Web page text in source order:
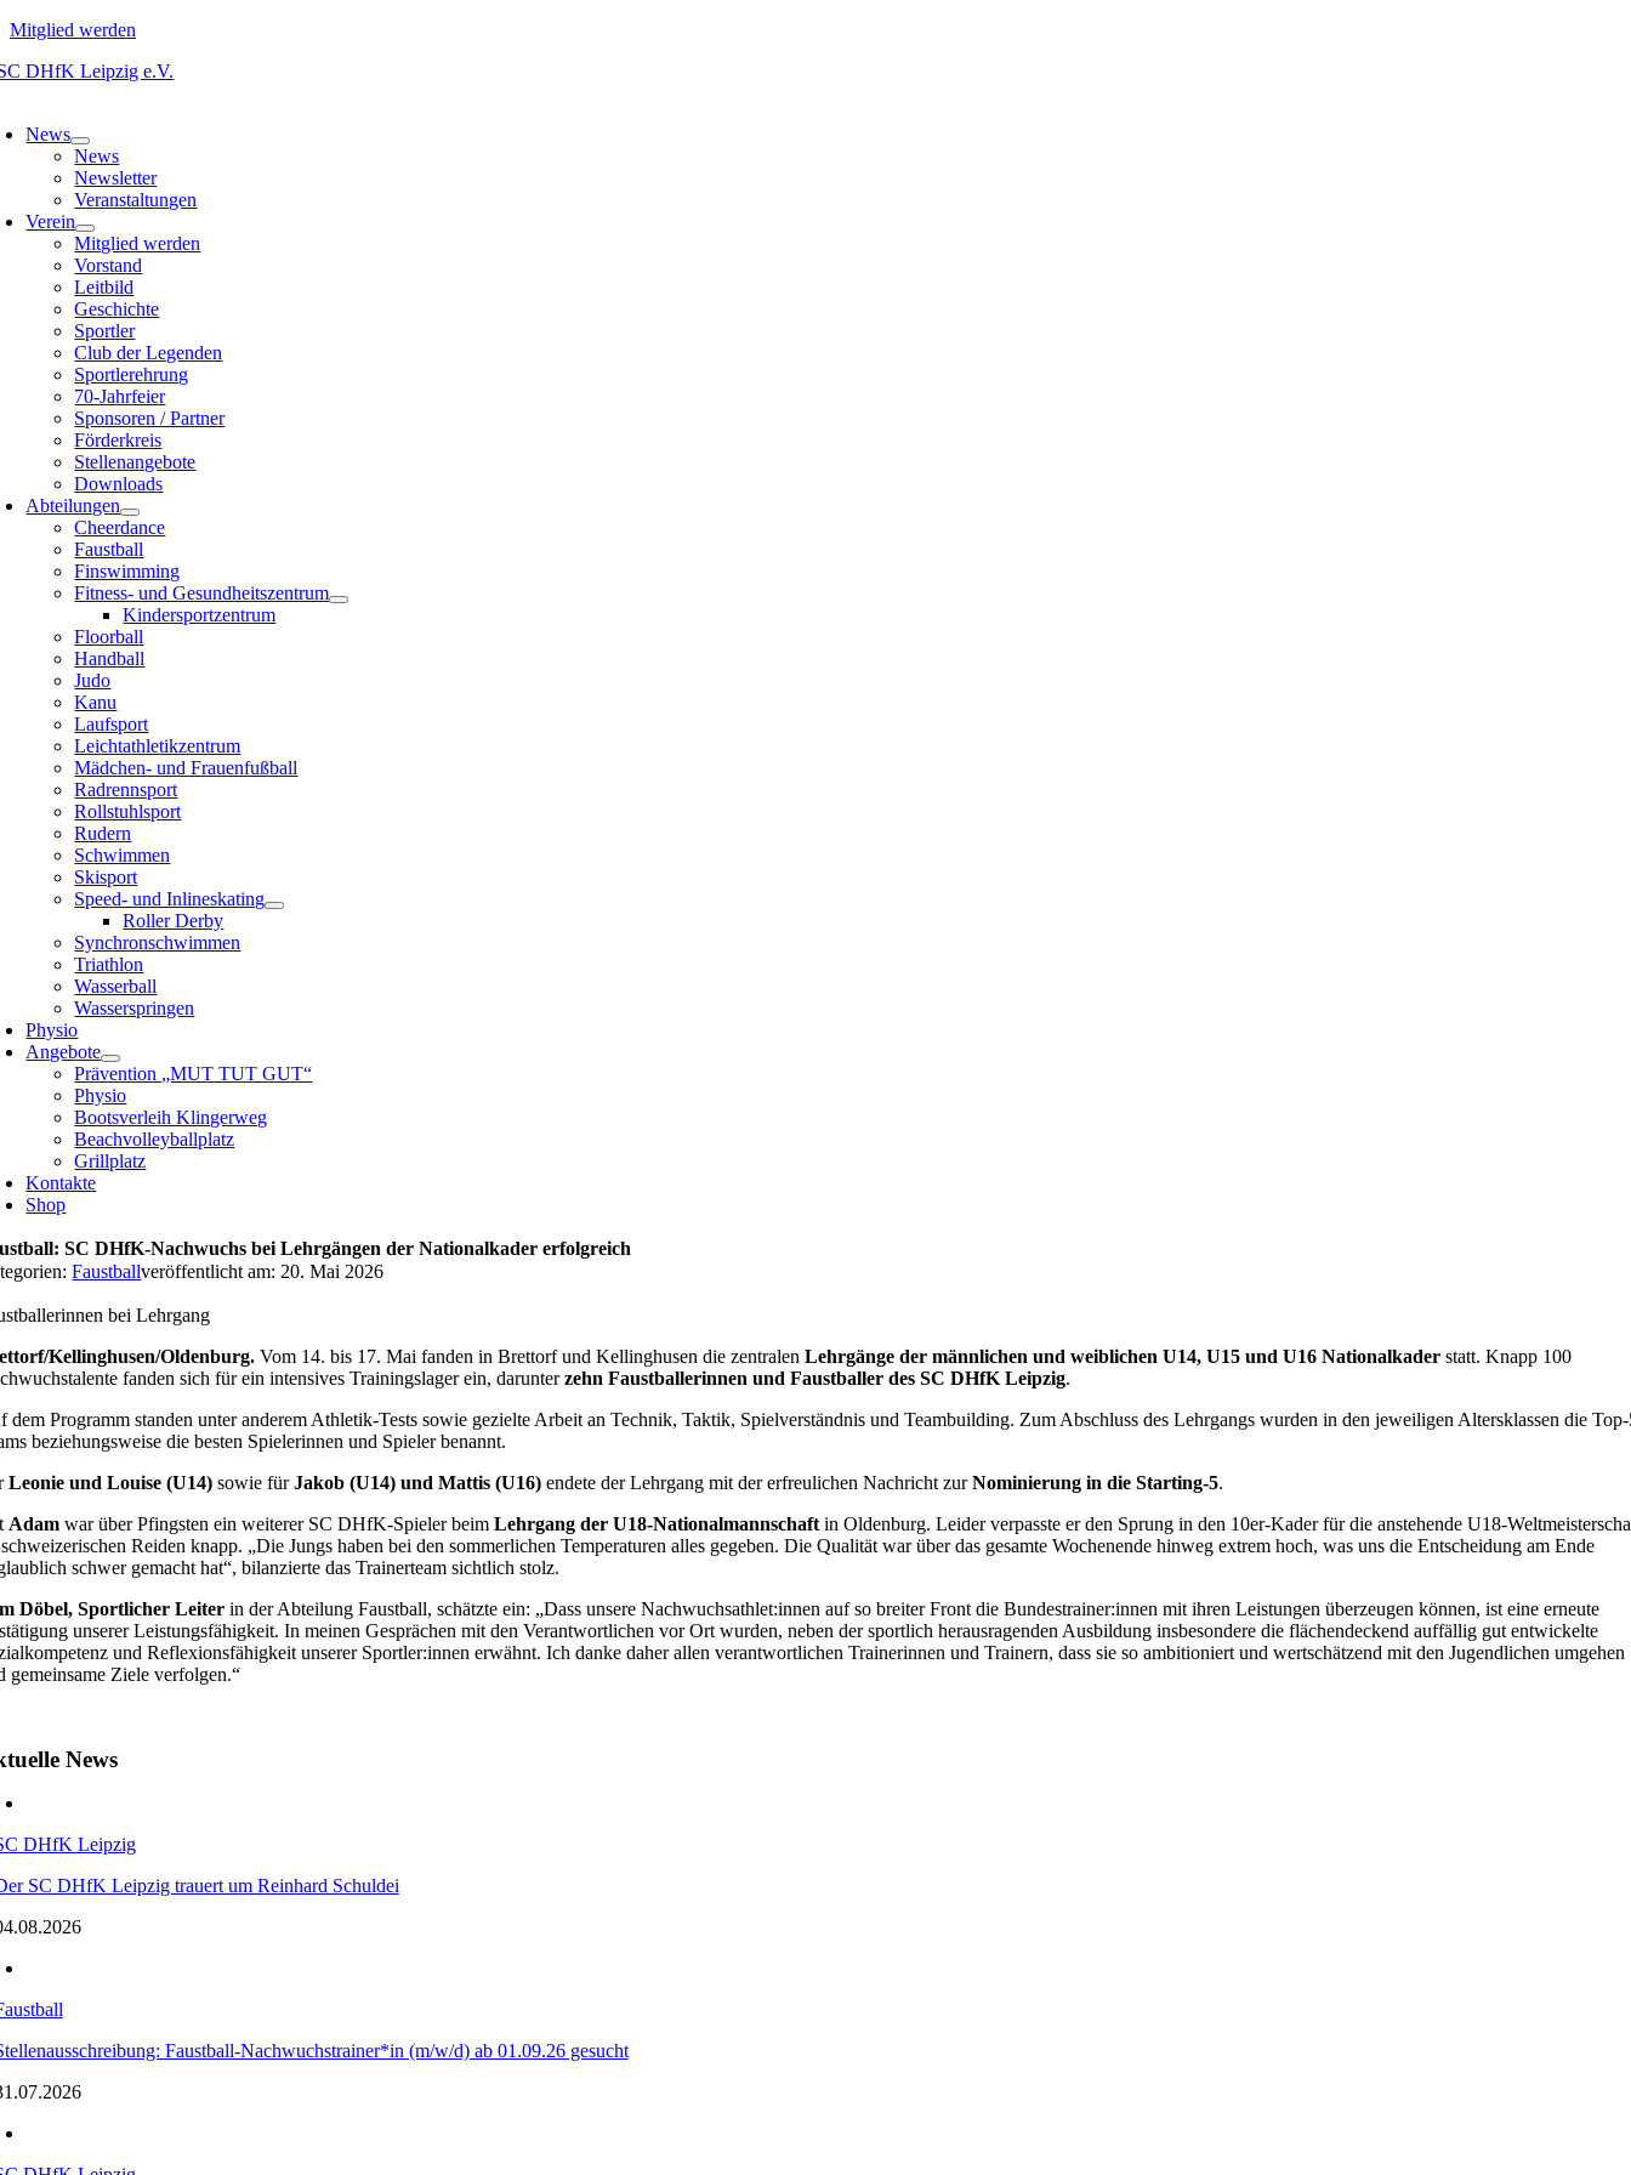
Mitglied werden
Zum
News
News
Newsletter
Veranstaltungen
Verein
Mitglied werden
Vorstand
Leitbild
Geschichte
Sportler
Club der Legenden
Sportlerehrung
70-Jahrfeier
Sponsoren / Partner
Förderkreis
Stellenangebote
Downloads
Abteilungen
Cheerdance
Faustball
Finswimming
Fitness- und Gesundheitszentrum
Kindersportzentrum
Floorball
Handball
Judo
Kanu
Laufsport
Leichtathletikzentrum
Mädchen- und Frauenfußball
Radrennsport
Rollstuhlsport
Rudern
Schwimmen
Skisport
Speed- und Inlineskating
Roller Derby
Synchronschwimmen
Triathlon
Wasserball
Wasserspringen
Physio
Angebote
Prävention „MUT TUT GUT“
Physio
Bootsverleih Klingerweg
Beachvolleyballplatz
Grillplatz
Kontakte
Shop
SC DHfK-Nachwuchs bei Lehrgängen der Nationalkader erfolgreich
Faustballveröffentlicht am: 20. Mai 2026
bei Lehrgang
Kellinghusen/Oldenburg. Vom 14. bis 17. Mai fanden in Brettorf und Kellinghusen die zentralenLehrgänge der männlichen und weiblichen U14, U15 und U16 Nationalkader statt. Knapp 100
fanden sich für ein intensives Trainingslager ein, darunterzehn Faustballerinnen und Faustballer des SC DHfK Leipzig.
dem Programm standen unter anderem Athletik-Tests sowie gezielte Arbeit an Technik, Taktik, Spielverständnis und Teambuilding. Zum Abschluss des Lehrgangs wurden in den jeweiligen Altersklassen die
beziehungsweise die besten Spielerinnen und Spieler benannt.
Leonie und Louise (U14) sowie fürJakob (U14) und Mattis (U16) endete der Lehrgang mit der erfreulichen Nachricht zurNominierung in die Starting-5.
Adam war über Pfingsten ein weiterer SC DHfK-Spieler beimLehrgang der U18-Nationalmannschaft in Oldenburg. Leider verpasste er den Sprung in den 10er-Kader für die anstehende U18-
Reiden knapp. „Die Jungs haben bei den sommerlichen Temperaturen alles gegeben. Die Qualität war über das gesamte Wochenende hinweg extrem hoch, was uns die Entscheidung am Ende
schwer gemacht hat“, bilanzierte das Trainerteam sichtlich stolz.
Döbel, Sportlicher Leiter in der Abteilung Faustball, schätzte ein: „Dass unsere Nachwuchsathlet:innen auf so breiter Front die Bundestrainer:innen mit ihren Leistungen überzeugen können, ist eine erneute
unserer Leistungsfähigkeit. In meinen Gesprächen mit den Verantwortlichen vor Ort wurden, neben der sportlich herausragenden Ausbildung insbesondere die flächendeckend auffällig gut entwickelte
und Reflexionsfähigkeit unserer Sportler:innen erwähnt. Ich danke daher allen verantwortlichen Trainerinnen und Trainern, dass sie so ambitioniert und wertschätzend mit den Jugendlichen umgehen
gemeinsame Ziele verfolgen.“
News
DHfK Leipzig
SC DHfK Leipzig trauert um Reinhard Schuldei
Faustball-Nachwuchstrainer*in (m/w/d) ab 01.09.26 gesucht